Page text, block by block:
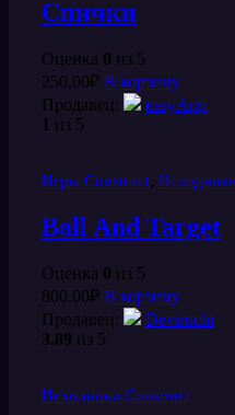
Спички
Оценка 0 из 5
250.00₽ В корзину
Продавец:
easyApp
1 из 5
Игры Construct,
Ball And Target
Оценка 0 из 5
800.00₽ В корзину
Продавец:
Deviruchi
3.89 из 5
Исходники Construct